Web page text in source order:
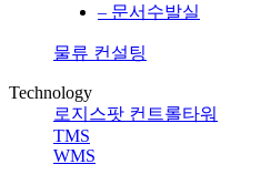
– 문서수발실
물류 컨설팅
Technology
로지스팟 컨트롤타워
TMS
WMS